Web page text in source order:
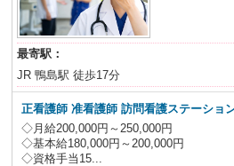
最寄駅：
JR 鴨島駅 徒歩17分
正看護師 准看護師訪問看護ステーショ
◇月給200,000円～250,000円
◇基本給180,000円～200,000円
◇資格手当15...